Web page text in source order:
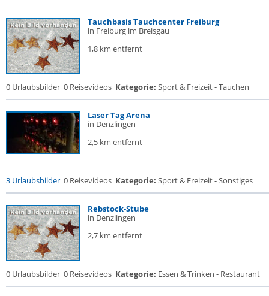
Tauchbasis Tauchcenter Freiburg
in Freiburg im Breisgau
1,8 km entfernt
0 Urlaubsbilder 0 Reisevideos Kategorie: Sport & Freizeit - Tauchen
Laser Tag Arena
in Denzlingen
2,5 km entfernt
3 Urlaubsbilder 0 Reisevideos Kategorie: Sport & Freizeit - Sonstiges
Rebstock-Stube
in Denzlingen
2,7 km entfernt
0 Urlaubsbilder 0 Reisevideos Kategorie: Essen & Trinken - Restaurant